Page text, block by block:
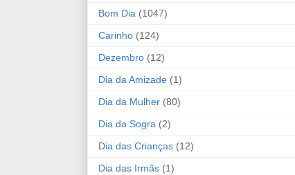
Bom Dia (1047)
Carinho (124)
Dezembro (12)
Dia da Amizade (1)
Dia da Mulher (80)
Dia da Sogra (2)
Dia das Crianças (12)
Dia das Irmãs (1)